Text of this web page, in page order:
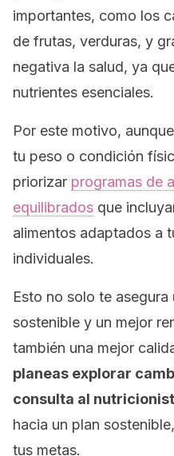
importantes, como los
de frutas, verduras, y
negativa la salud, ya
nutrientes esenciales.
Por este motivo,
tu peso o condición
priorizar programas de
equilibrados que
alimentos adaptados a
individuales.
Esto no solo te
sostenible y un mejor
también una mejor
planeas explorar
consulta al
hacia un plan
tus metas.